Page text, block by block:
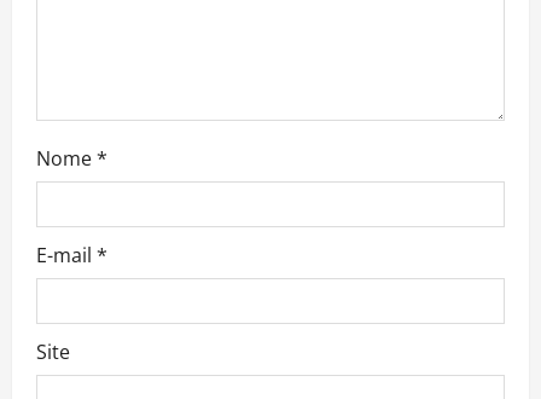
Nome*
E-mail *
Site